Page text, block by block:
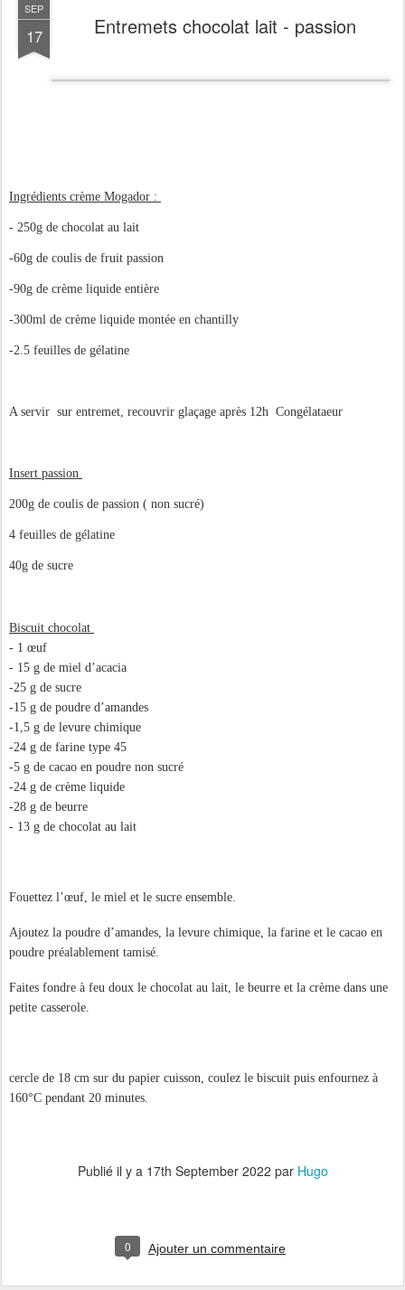
SEP
17 Entremets chocolat lait - passion
Ingrédients crème Mogador :
- 250g de chocolat au lait
-60g de coulis de fruit passion
-90g de crème liquide entière
-300ml de crème liquide montée en chantilly
-2.5 feuilles de gélatine
A servir sur entremet, recouvrir glaçage après 12h Congélataeur
Insert passion
200g de coulis de passion ( non sucré)
4 feuilles de gélatine
40g de sucre
Biscuit chocolat
- 1 œuf
- 15 g de miel d’acacia
-25 g de sucre
-15 g de poudre d’amandes
-1,5 g de levure chimique
-24 g de farine type 45
-5 g de cacao en poudre non sucré
-24 g de crème liquide
-28 g de beurre
- 13 g de chocolat au lait
Fouettez l’œuf, le miel et le sucre ensemble.
Ajoutez la poudre d’amandes, la levure chimique, la farine et le cacao en
poudre préalablement tamisé.
Faites fondre à feu doux le chocolat au lait, le beurre et la crème dans une
petite casserole.
cercle de 18 cm sur du papier cuisson, coulez le biscuit puis enfournez à
160°C pendant 20 minutes.
Publié il y a 17th September 2022 par Hugo
0 Ajouter un commentaire